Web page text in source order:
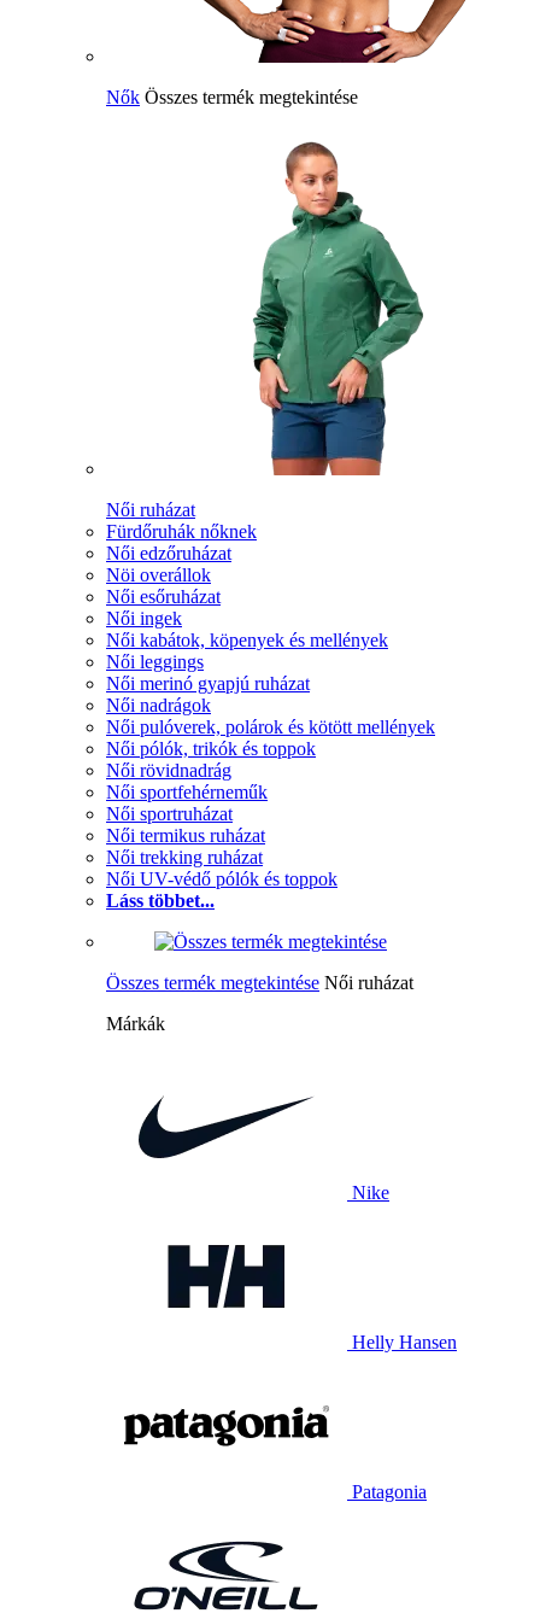
Nők Összes termék megtekintése
Női ruházat
Fürdőruhák nőknek
Női edzőruházat
Nöi overállok
Női esőruházat
Női ingek
Női kabátok, köpenyek és mellények
Női leggings
Női merinó gyapjú ruházat
Női nadrágok
Női pulóverek, polárok és kötött mellények
Női pólók, trikók és toppok
Női rövidnadrág
Női sportfehérneműk
Női sportruházat
Női termikus ruházat
Női trekking ruházat
Női UV-védő pólók és toppok
Láss többet...
Összes termék megtekintése Női ruházat
Márkák
Nike
Helly Hansen
Patagonia